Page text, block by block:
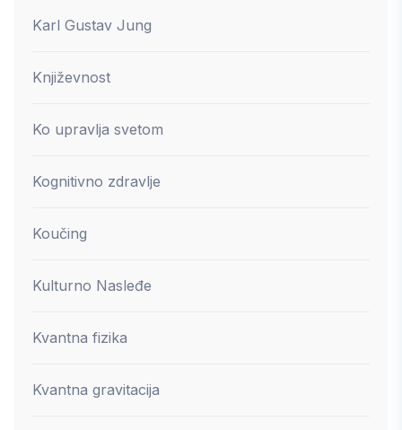
Karl Gustav Jung
Književnost
Ko upravlja svetom
Kognitivno zdravlje
Koučing
Kulturno Nasleđe
Kvantna fizika
Kvantna gravitacija